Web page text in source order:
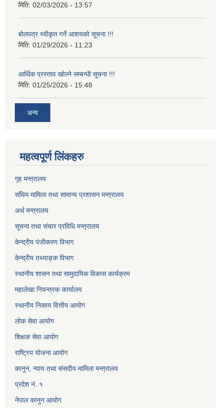
मिति: 02/03/2026 - 13:57
बोलपत्र स्वीकृत गर्ने आशयको सूचना !!!
मिति: 01/29/2026 - 11:23
आर्थिक प्रस्ताव खोल्ने सम्बन्धी सूचना !!!
मिति: 01/25/2026 - 15:48
अन्य
महत्वपूर्ण लिंकहरु
गृह मन्त्रालय
संघिय मामिला तथा सामान्य प्रशासन मन्त्रालय
अर्थ मन्त्रालय
सूचना तथा संचार प्रविधि मन्त्रालय
केन्द्रीय पंजीकरण विभाग
केन्द्रीय तथ्याङ्क विभाग
स्थानीय शासन तथा सामुदायिक विकास कार्यक्रम
महालेखा नियन्त्रक कार्यालय
स्थानीय निकाय वित्तीय आयोग
लोक सेवा आयोग
शिक्षक सेवा आयोग
राष्ट्रिय योजना आयोग
कानुन, न्याय तथा संसदीय मामिला मन्त्रालय
प्रदेश नं. १
नेपाल कानुन आयोग